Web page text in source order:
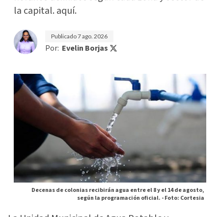
la capital. aquí.
Publicado7 ago. 2026
Por: Evelin Borjas
Decenas de colonias recibirán agua entre el 8 y el 14 de agosto,
según la programación oficial. -Foto: Cortesia